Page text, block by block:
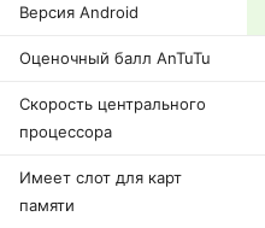
Версия Android
Оценочный балл AnTuTu
Скорость центрального
процессора
Имеет слот для карт
памяти